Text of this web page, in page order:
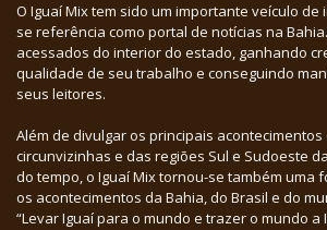
O Iguaí Mix tem sido um importante veículo
se referência como portal de notícias na
acessados do interior do estado, ganhando
qualidade de seu trabalho e conseguindo
seus leitores.
Além de divulgar os principais acontecimentos
circunvizinhas e das regiões Sul e Sudoeste
do tempo, o Iguaí Mix tornou-se também uma
os acontecimentos da Bahia, do Brasil e do
“Levar Iguaí para o mundo e trazer o mundo a